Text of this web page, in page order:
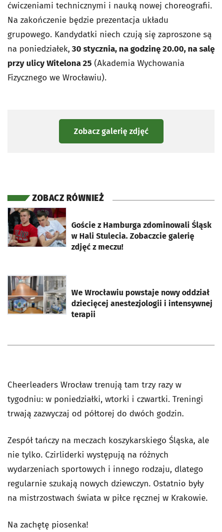
ćwiczeniami technicznymi i nauką nowej choreografii.
Na zakończenie będzie prezentacja układu
grupowego. Kandydatki niech czują się zaproszone są
na poniedziałek,30 stycznia, na godzinę 20.00, na salę
przy ulicy Witelona 25 (Akademia Wychowania
Fizycznego we Wrocławiu).
Zobacz galerię zdjęć
ZOBACZ RÓWNIEŻ
Goście z Hamburga zdominowali Śląsk
w Hali Stulecia. Zobaczcie galerię
zdjęć z meczu!
otworzy się w nowej karcie
We Wrocławiu powstaje nowy oddział
dziecięcej anestezjologii i intensywnej
terapii
otworzy się w nowej karcie
Cheerleaders Wrocław trenują tam trzy razy w
tygodniu: w poniedziałki, wtorki i czwartki. Treningi
trwają zazwyczaj od półtorej do dwóch godzin.
Zespół tańczy na meczach koszykarskiego Śląska, ale
nie tylko. Czirliderki występują na różnych
wydarzeniach sportowych i innego rodzaju, dlatego
regularnie szukają nowych dziewczyn. Ostatnio były
na mistrzostwach świata w piłce ręcznej w Krakowie.
Na zachętę piosenka!